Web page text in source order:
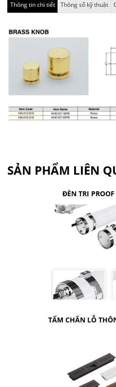
Thông tin chi tiết Thông số kỹ thuật
SẢN PHẨM LIÊN
ĐÈN TRI
TẤM CHẮN LỖ